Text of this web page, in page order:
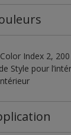
Index 2,
Style pour